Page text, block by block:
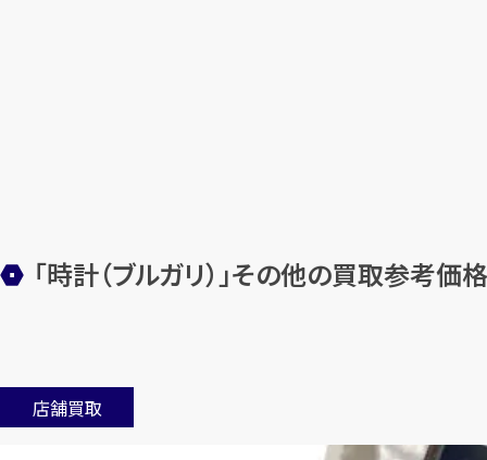
「時計（ブルガリ）」その他の買取参考価格
店舗買取